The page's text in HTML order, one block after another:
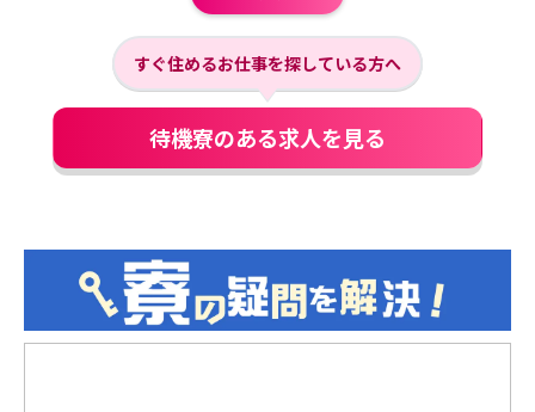
すぐ住めるお仕事を探している方へ
待機寮のある求人を見る